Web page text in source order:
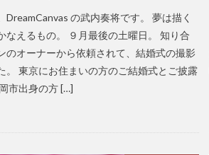
DreamCanvas の武内奏将です。 夢は描く
なえるもの。 ９月最後の土曜日。 知り合
のオーナーから依頼されて、結婚式の撮影
。 東京にお住まいの方のご結婚式とご披露
市出身の方 […]